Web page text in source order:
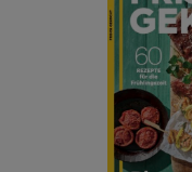
Eis am Stil